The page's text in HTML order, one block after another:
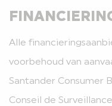
Alle
voorbehoud van
Santander Consumer
Conseil de